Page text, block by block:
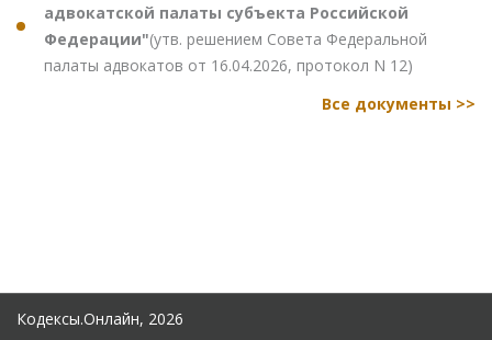
адвокатской палаты субъекта Российской
Федерации"(утв. решением Совета Федеральной
палаты адвокатов от 16.04.2026, протокол N 12)
Все документы >>
Кодексы.Онлайн, 2026